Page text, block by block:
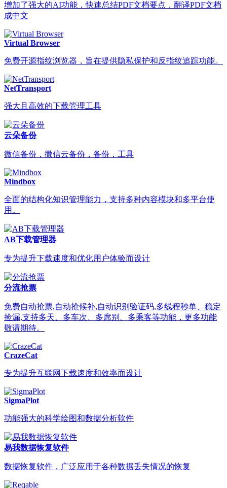
增加了强大的AI功能，快速总结PDF文档要点，翻译PDF文档
成中文
Virtual Browser
免费开源指纹浏览器，旨在提供隐私保护和反指纹追踪功能。
NetTransport
强大且高效的下载管理工具
云朵备份
微信备份，微信云备份，备份，工具
Mindbox
全面的结构化知识管理能力，支持多种内容模块和多平台使
用。
AB下载管理器
专为提升下载速度和优化用户体验而设计
分流抢票
免费自动抢票,自动抢候补,自动识别验证码,多线程秒单、稳定
捡漏,支持多天、多车次、多席别、多乘客等功能，更多功能
敬请期待。
CrazeCat
专为提升互联网下载速度和效率而设计
SigmaPlot
功能强大的科学绘图和数据分析软件
易我数据恢复软件
数据恢复软件，广泛应用于各种数据丢失情况的恢复